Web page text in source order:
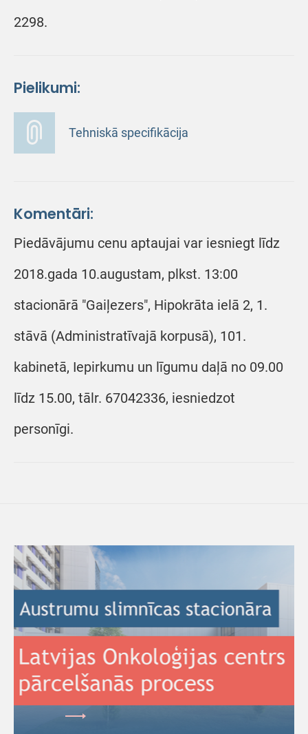
2298.
Pielikumi:
Tehniskā specifikācija
Komentāri:
Piedāvājumu cenu aptaujai var iesniegt līdz
2018.gada 10.augustam, plkst. 13:00
stacionārā "Gaiļezers", Hipokrāta ielā 2, 1.
stāvā (Administratīvajā korpusā), 101.
kabinetā, Iepirkumu un līgumu daļā no 09.00
līdz 15.00, tālr. 67042336, iesniedzot
personīgi.